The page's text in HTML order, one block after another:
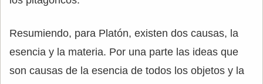
Resumiendo, para Platón, existen dos causas, la
esencia y la materia. Por una parte las ideas que
son causas de la esencia de todos los objetos y la